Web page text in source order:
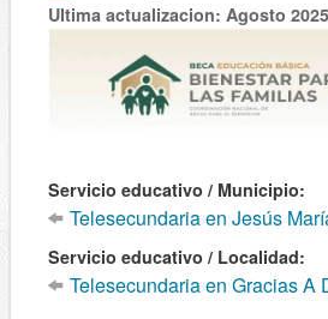
Ultima actualizacion: Agosto 2025
Servicio educativo / Municipio:
Telesecundaria en Jesús
Servicio educativo / Localidad:
Telesecundaria en Gracias A